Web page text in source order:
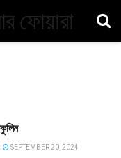
SEPTEMBER 20, 2024